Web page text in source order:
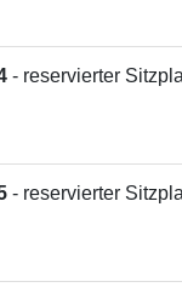
- reservierter
- reservierter